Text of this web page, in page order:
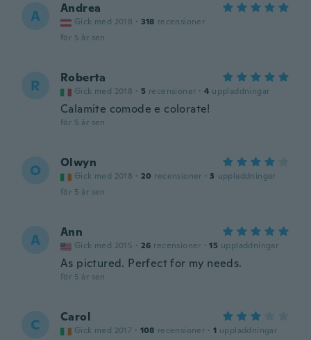
A Andrea
Gick med 2018 · 318 recensioner
för 5 år sen
R Roberta
Gick med 2018 · 5 recensioner · 4 uppladdningar
Calamite comode e colorate!
för 5 år sen
O Olwyn
Gick med 2018 · 20 recensioner · 3 uppladdningar
för 5 år sen
A Ann
Gick med 2015 · 26 recensioner · 15 uppladdningar
As pictured. Perfect for my needs.
för 5 år sen
C Carol
Gick med 2017 · 108 recensioner · 1 uppladdningar